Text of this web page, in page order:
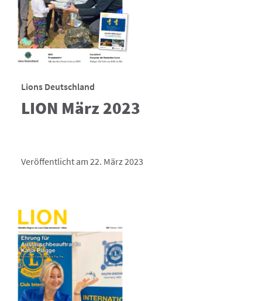
Lions Deutschland
LION März 2023
Veröffentlicht am 22. März 2023